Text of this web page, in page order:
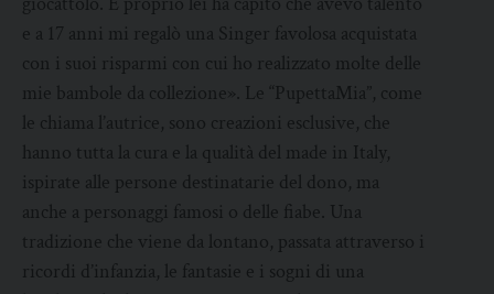
e a 17 anni mi regalò una Singer favolosa acquistata
con i suoi risparmi con cui ho realizzato molte delle
mie bambole da collezione». Le “PupettaMia”, come
le chiama l’autrice, sono creazioni esclusive, che
hanno tutta la cura e la qualità del made in Italy,
ispirate alle persone destinatarie del dono, ma
anche a personaggi famosi o delle fiabe. Una
tradizione che viene da lontano, passata attraverso i
ricordi d’infanzia, le fantasie e i sogni di una